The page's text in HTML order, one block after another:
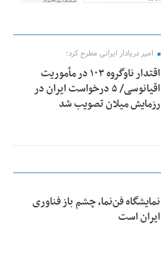
امیر دریادار ایرانی مطرح کرد؛
اقتدار ناوگروه ۱۰۳ در مأموریت‌
اقیانوسی/ ۵ درخواست ایران در
رزمایش میلان تصویب شد
نمایشگاه فن‌نما، چشم باز فناوری
ایران است